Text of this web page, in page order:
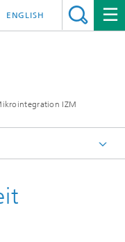
IZM
ENGLISH